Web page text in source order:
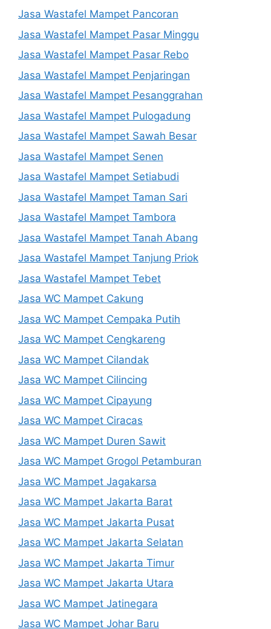
Jasa Wastafel Mampet Pancoran
Jasa Wastafel Mampet Pasar Minggu
Jasa Wastafel Mampet Pasar Rebo
Jasa Wastafel Mampet Penjaringan
Jasa Wastafel Mampet Pesanggrahan
Jasa Wastafel Mampet Pulogadung
Jasa Wastafel Mampet Sawah Besar
Jasa Wastafel Mampet Senen
Jasa Wastafel Mampet Setiabudi
Jasa Wastafel Mampet Taman Sari
Jasa Wastafel Mampet Tambora
Jasa Wastafel Mampet Tanah Abang
Jasa Wastafel Mampet Tanjung Priok
Jasa Wastafel Mampet Tebet
Jasa WC Mampet Cakung
Jasa WC Mampet Cempaka Putih
Jasa WC Mampet Cengkareng
Jasa WC Mampet Cilandak
Jasa WC Mampet Cilincing
Jasa WC Mampet Cipayung
Jasa WC Mampet Ciracas
Jasa WC Mampet Duren Sawit
Jasa WC Mampet Grogol Petamburan
Jasa WC Mampet Jagakarsa
Jasa WC Mampet Jakarta Barat
Jasa WC Mampet Jakarta Pusat
Jasa WC Mampet Jakarta Selatan
Jasa WC Mampet Jakarta Timur
Jasa WC Mampet Jakarta Utara
Jasa WC Mampet Jatinegara
Jasa WC Mampet Johar Baru